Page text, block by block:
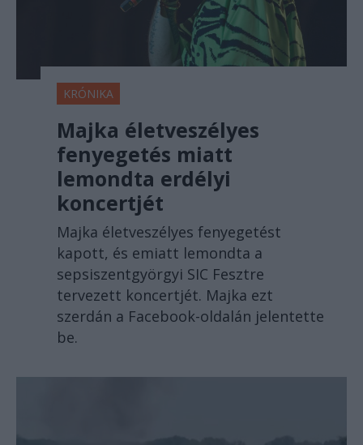
KRÓNIKA
Majka életveszélyes
fenyegetés miatt
lemondta erdélyi
koncertjét
Majka életveszélyes fenyegetést
kapott, és emiatt lemondta a
sepsiszentgyörgyi SIC Fesztre
tervezett koncertjét. Majka ezt
szerdán a Facebook-oldalán jelentette
be.